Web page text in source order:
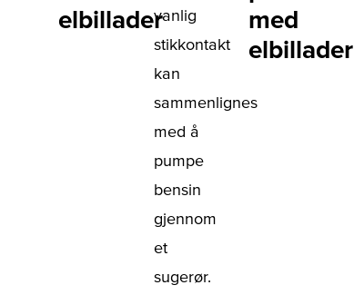
elbilladervanlig
stikkontakt
kan
sammenlignes
med å
pumpe
bensin
gjennom
et
sugerør.
med
elbillader